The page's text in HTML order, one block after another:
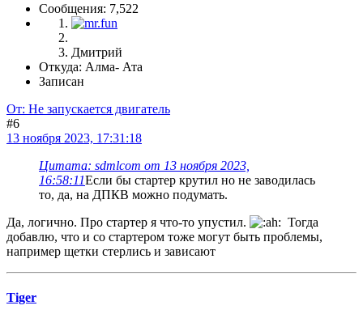
Сообщения: 7,522
Дмитрий
Откуда: Алма- Ата
Записан
От: Не запускается двигатель
#6
13 ноября 2023, 17:31:18
Цитата: sdmlcom от 13 ноября 2023,
16:58:11Если бы стартер крутил но не заводилась
то, да, на ДПКВ можно подумать.
Да, логично. Про стартер я что-то упустил.
Тогда
добавлю, что и со стартером тоже могут быть проблемы,
например щетки стерлись и зависают
Tiger